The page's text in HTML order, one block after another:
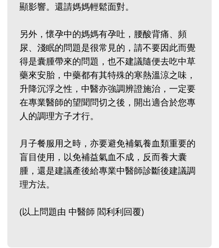
顯影響。還請媽媽輕鬆面對。‭ ‬
另外，懷孕中的媽媽有孕吐，腰酸背痛、頻
尿、淺眠的問題是很常見的，請不要因此而覺
得是囊腫帶來的問題，也不建議隨便去吃中草
藥來安胎，中藥都有其特殊的寒熱溫涼之味，
升降沉浮之性，中醫亦強調辨證施治，一定要
在專業醫師的望聞問切之後，開出適合於您專
人的調理方子才行。‭ ‬
月子餐服用之時，亦要避免補氣養血類重要的
盲目使用，以免補益氣血不成，反而養大囊
腫，還是建議產後給專業中醫師診斷後建議調
理方法。
(以上問題由 中醫師 閻利利回覆)